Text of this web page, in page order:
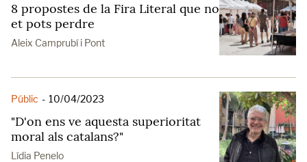
8 propostes de la Fira Literal que no
et pots perdre
Aleix Camprubí i Pont
Públic - 10/04/2023
"D'on ens ve aquesta superioritat
moral als catalans?"
Lídia Penelo